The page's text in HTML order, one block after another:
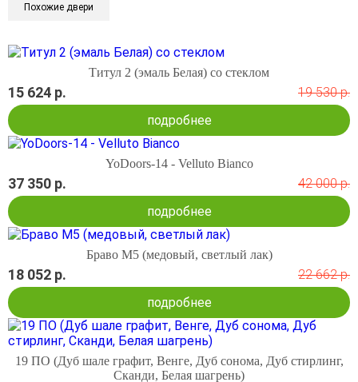
Похожие двери
Титул 2 (эмаль Белая) со стеклом
15 624 р.
19 530 р.
подробнее
YoDoors-14 - Velluto Bianco
37 350 р.
42 000 р.
подробнее
Браво М5 (медовый, светлый лак)
18 052 р.
22 662 р.
подробнее
19 ПО (Дуб шале графит, Венге, Дуб сонома, Дуб стирлинг,
Сканди, Белая шагрень)